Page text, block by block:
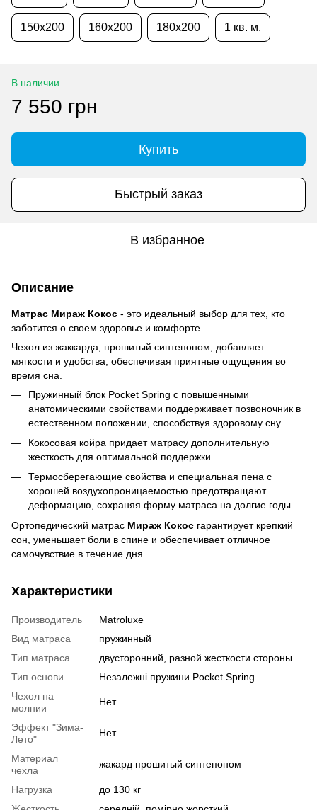
150x200 160x200 180x200 1 кв. м.
В наличии
7 550 грн
Купить
Быстрый заказ
В избранное
Описание
Матрас Мираж Кокос - это идеальный выбор для тех, кто
заботится о своем здоровье и комфорте.
Чехол из жаккарда, прошитый синтепоном, добавляет
мягкости и удобства, обеспечивая приятные ощущения во
время сна.
Пружинный блок Pocket Spring с повышенными
анатомическими свойствами поддерживает позвоночник в
естественном положении, способствуя здоровому сну.
Кокосовая койра придает матрасу дополнительную
жесткость для оптимальной поддержки.
Термосберегающие свойства и специальная пена с
хорошей воздухопроницаемостью предотвращают
деформацию, сохраняя форму матраса на долгие годы.
Ортопедический матрас Мираж Кокос гарантирует крепкий
сон, уменьшает боли в спине и обеспечивает отличное
самочувствие в течение дня.
Характеристики
Производитель
Matroluxe
Вид матраса
пружинный
Тип матраса
двусторонний, разной жесткости стороны
Тип основи
Незалежні пружини Pocket Spring
Чехол на
молнии
Нет
Эффект "Зима-
Лето"
Нет
Материал
чехла
жакард прошитый синтепоном
Нагрузка
до 130 кг